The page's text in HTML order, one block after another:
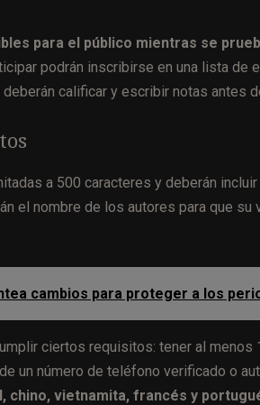
para el público mientras se
podrán inscribirse en una lista de
calificar y escribir notas antes
a 500 caracteres y deberán
el nombre de los autores para que
cambios para proteger a los
ciertos requisitos: tener al
un número de teléfono verificado o
chino, vietnamita, francés y